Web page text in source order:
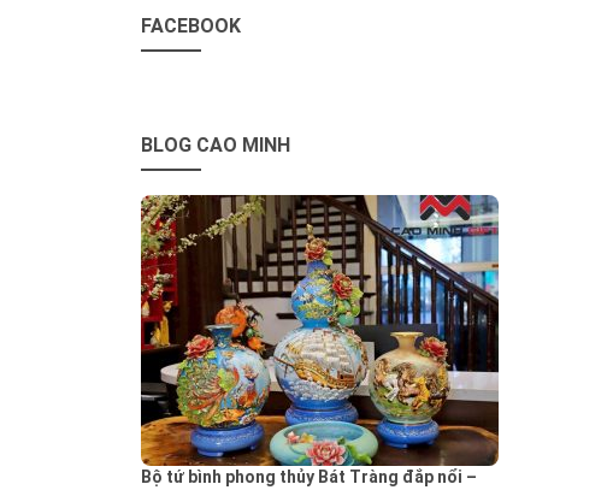
FACEBOOK
BLOG CAO MINH
Bộ tứ bình phong thủy Bát Tràng đắp nổi –